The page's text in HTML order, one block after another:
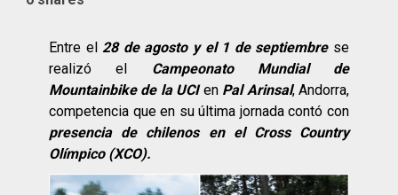
Entre el 28 de agosto y el 1 de septiembrese
realizó el Campeonato Mundial de
Mountainbike de la UCIen Pal Arinsal, Andorra,
competencia que en su última jornada contó con
presencia de chilenos en el Cross Country
Olímpico (XCO).